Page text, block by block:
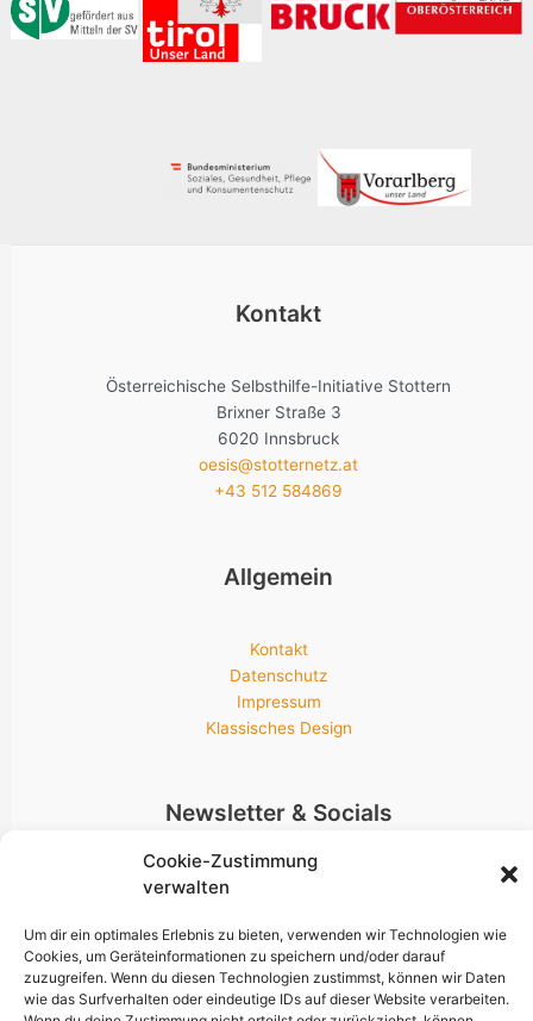
Cookie-Zustimmung
verwalten
Um dir ein optimales Erlebnis zu bieten, verwenden wir Technologien wie
Cookies, um Geräteinformationen zu speichern und/oder darauf
zuzugreifen. Wenn du diesen Technologien zustimmst, können wir Daten
wie das Surfverhalten oder eindeutige IDs auf dieser Website verarbeiten.
Kontakt
Österreichische Selbsthilfe-Initiative Stottern
Brixner Straße 3
6020 Innsbruck
oesis@stotternetz.at
+43 512 584869
Allgemein
Kontakt
Datenschutz
Impressum
Klassisches Design
Newsletter & Socials